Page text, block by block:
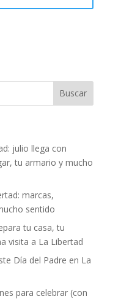
julio llega con
tu armario y mucho
marcas,
sentido
tu casa, tu
visita a La Libertad
Día del Padre en La
para celebrar (con